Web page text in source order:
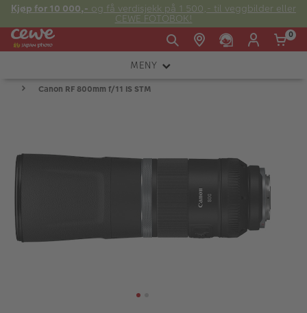
Kjøp for 10 000,- og få verdisjekk på 1 500,- til veggbilder eller
CEWE FOTOBOK!
Fre:
E-post:
kundeservice@japanphoto.no
0
MENY
KAMERA
LYS OG STUDIO
ANALOG
Canon RF 800mm f/11 IS STM